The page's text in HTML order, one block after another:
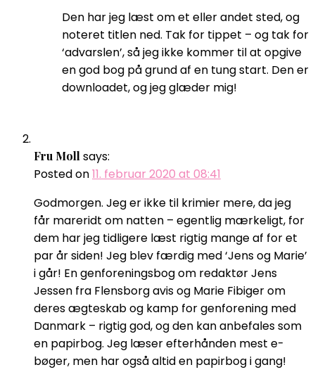
Den har jeg læst om et eller andet sted, og
noteret titlen ned. Tak for tippet – og tak for
‘advarslen’, så jeg ikke kommer til at opgive
en god bog på grund af en tung start. Den er
downloadet, og jeg glæder mig!
Fru Mollsays:
Posted on11. februar 2020 at 08:41
Godmorgen. Jeg er ikke til krimier mere, da jeg
får mareridt om natten – egentlig mærkeligt, for
dem har jeg tidligere læst rigtig mange af for et
par år siden! Jeg blev færdig med ‘Jens og Marie’
i går! En genforeningsbog om redaktør Jens
Jessen fra Flensborg avis og Marie Fibiger om
deres ægteskab og kamp for genforening med
Danmark – rigtig god, og den kan anbefales som
en papirbog. Jeg læser efterhånden mest e-
bøger, men har også altid en papirbog i gang!